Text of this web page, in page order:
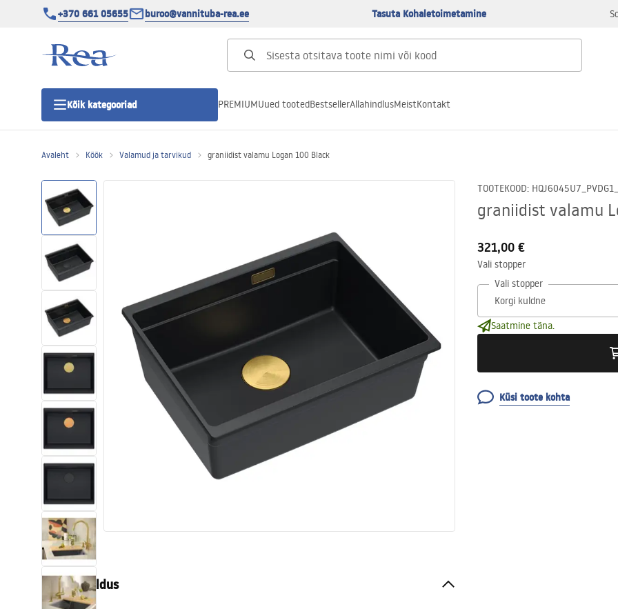
+370 661 05655 buroo@vannituba-rea.ee Tasuta Kohaletoimetamine
Kõik kategooriad
Duši uks
Vannitoa dušialused
Lineaarne duši äravool
Tualettruumid
Vannid ja ekraanid
Vannitoa segistid
Köök
Vannitoa tarvikud
PREMIUMUued tootedBestsellerAllahindlusMeistKontakt
Avaleht Köök Valamud ja tarvikud graniidist valamu Logan 100 Black
TOOTEKOOD:
graniidist valamu
321,00 €
Vali stopper
Vali stopper
Saatmine täna.
Küsi toote kohta
Tootekirjeldus